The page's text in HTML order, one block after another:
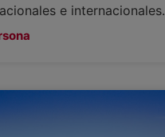
e internacionales.